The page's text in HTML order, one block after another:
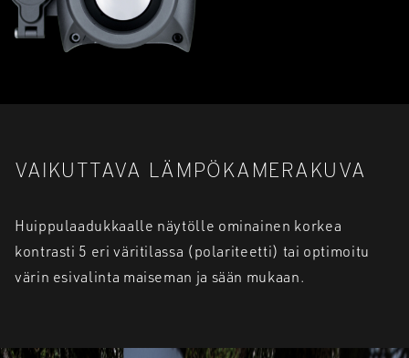
VAIKUTTAVA LÄMPÖKAMERAKUVA
Huippulaadukkaalle näytölle ominainen korkea
kontrasti 5 eri väritilassa (polariteetti) tai optimoitu
värin esivalinta maiseman ja sään mukaan.